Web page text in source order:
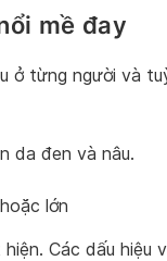
mề đay
ở từng người và
da đen và nâu.
lớn
Các dấu hiệu